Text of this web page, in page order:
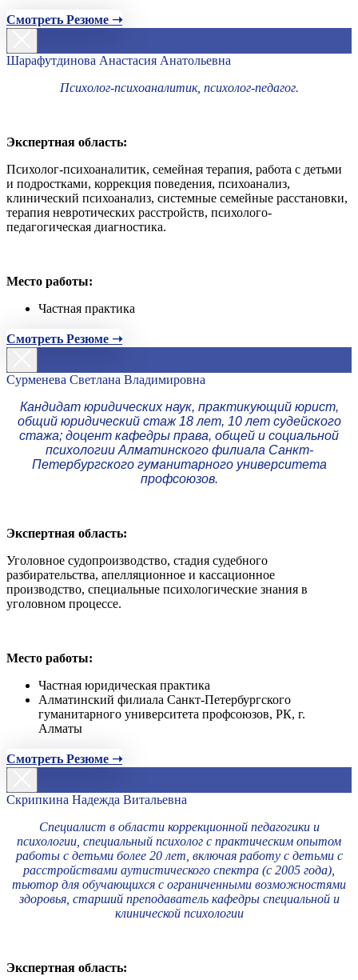
Смотреть Резюме ➝
Шарафутдинова Анастасия Анатольевна
Психолог-психоаналитик, психолог-педагог.
Экспертная область:
Психолог-психоаналитик, семейная терапия, работа с детьми
и подростками, коррекция поведения, психоанализ,
клинический психоанализ, системные семейные расстановки,
терапия невротических расстройств, психолого-
педагогическая диагностика.
Место работы:
Частная практика
Смотреть Резюме ➝
Сурменева Светлана Владимировна
Кандидат юридических наук, практикующий юрист,
общий юридический стаж 18 лет, 10 лет судейского
стажа; доцент кафедры права, общей и социальной
психологии Алматинского филиала Санкт-
Петербургского гуманитарного университета
профсоюзов.
Экспертная область:
Уголовное судопроизводство, стадия судебного
разбирательства, апелляционное и кассационное
производство, специальные психологические знания в
уголовном процессе.
Место работы:
Частная юридическая практика
Алматинский филиала Санкт-Петербургского
гуманитарного университета профсоюзов, РК, г.
Алматы
Смотреть Резюме ➝
Скрипкина Надежда Витальевна
Специалист в области коррекционной педагогики и
психологии, специальный психолог с практическим опытом
работы с детьми более 20 лет, включая работу с детьми с
расстройствами аутистического спектра (с 2005 года),
тьютор для обучающихся с ограниченными возможностями
здоровья, старший преподаватель кафедры специальной и
клинической психологии
Экспертная область: